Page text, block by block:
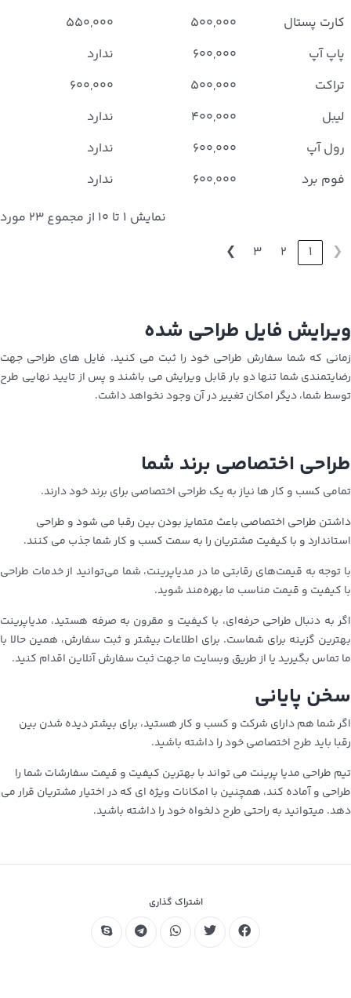
کارت پستال
۵۰۰,۰۰۰
۵۵۰,۰۰۰
پاپ آپ
۶۰۰,۰۰۰
ندارد
تراکت
۵۰۰,۰۰۰
۶۰۰,۰۰۰
لیبل
۴۰۰,۰۰۰
ندارد
رول آپ
۶۰۰,۰۰۰
ندارد
فوم برد
۶۰۰,۰۰۰
ندارد
نمایش 1 تا 10 از مجموع 23 مورد
❮
1
2
3
❯
ویرایش فایل طراحی شده
زمانی که شما سفارش طراحی خود را ثبت می کنید. فایل های طراحی جهت
رضایتمندی شما تنها دو بار قابل ویرایش می باشند و پس از تایید نهایی طرح
توسط شما، دیگر امکان تغییر در آن وجود نخواهد داشت.
طراحی اختصاصی برند شما
تمامی کسب و کار ها نیاز به یک طراحی اختصاصی برای برند خود دارند.
داشتن طراحی اختصاصی باعث متمایز بودن بین رقبا می شود و طراحی
استاندارد و با کیفیت مشتریان را به سمت کسب و کار شما جذب می کنند.
با توجه به قیمت‌های رقابتی ما در مدیاپرینت، شما می‌توانید از خدمات طراحی
با کیفیت و قیمت مناسب ما بهره‌مند شوید.
اگر به دنبال طراحی حرفه‌ای، با کیفیت و مقرون به صرفه هستید، مدیاپرینت
بهترین گزینه برای شماست. برای اطلاعات بیشتر و ثبت سفارش، همین حالا با
ما تماس بگیرید یا از طریق وبسایت ما جهت ثبت سفارش آنلاین اقدام کنید.
سخن پایانی
اگر شما هم دارای شرکت و کسب و کار هستید، برای بیشتر دیده شدن بین
رقبا باید طرح اختصاصی خود را داشته باشید.
تیم طراحی مدیا پرینت می تواند با بهترین کیفیت و قیمت سفارشات شما را
طراحی و آماده کند، همچنین با امکانات ویژه ای که در اختیار مشتریان قرار می
دهد. میتوانید به راحتی طرح دلخواه خود را داشته باشید.
اشتراک گذاری